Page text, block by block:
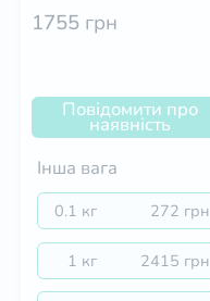
1755 грн
Повідомити про
наявність
Інша вага
0.1 кг 272 грн
1 кг 2415 грн